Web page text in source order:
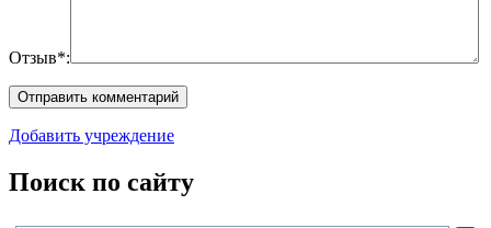
Отзыв*:
Добавить учреждение
Поиск по сайту